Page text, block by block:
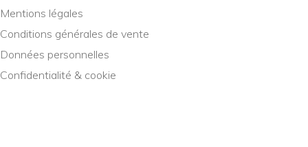
Mentions légales
Conditions générales de vente
Données personnelles
Confidentialité & cookie